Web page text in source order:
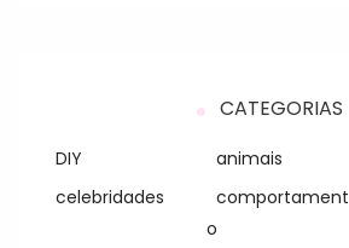
CATEGORIAS
DIY animais
celebridades
comportament
o